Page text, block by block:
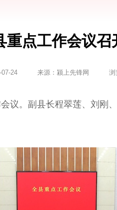
重点工作会议召
24 来源： 颍上先锋网 浏
。副县长程翠莲、刘刚、